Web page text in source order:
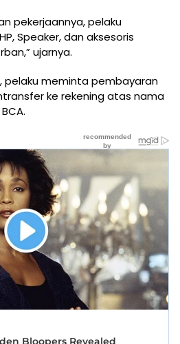
pekerjaannya, pelaku
Speaker, dan aksesoris
ujarnya.
pelaku meminta pembayaran
ke rekening atas nama